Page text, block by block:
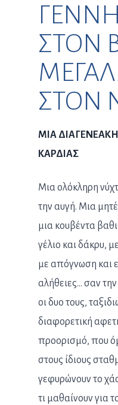
ΣΤΟΝ
ΣΤΟΝ
ΜΙΑ
ΚΑΡΔΙΑΣ
Μια ολόκληρη
την αυγή. Μια
μια κουβέντα
γέλιο και δάκρυ,
με απόγνωση και
αλήθειες… σαν την
οι δυο τους,
διαφορετική
προορισμό, που
στους ίδιους
γεφυρώνουν το
τι μαθαίνουν για